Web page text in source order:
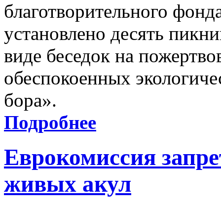
благотворительного
установлено десять
виде беседок на
обеспокоенных
бора».
Подробнее
Еврокомиссия
живых акул